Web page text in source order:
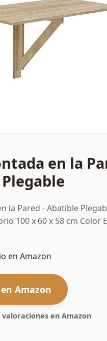
en la
la Pared - Abatible
100 x 60 x 58 cm Color
en Amazon
Amazon
valoraciones en Amazon